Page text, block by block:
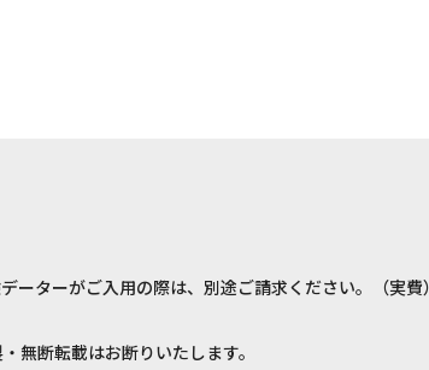
ーターがご入用の際は、別途ご請求ください。（実費
無断転載はお断りいたします。